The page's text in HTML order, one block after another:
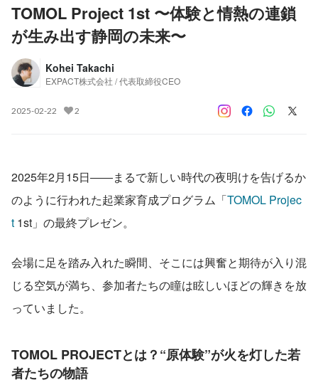
TOMOL Project 1st 〜体験と情熱の連鎖
が生み出す静岡の未来〜
Kohei Takachi
EXPACT株式会社 / 代表取締役CEO
2025-02-22 2
2025年2月15日――まるで新しい時代の夜明けを告げるか
のように行われた起業家育成プログラム「TOMOL Projec
t 1st」の最終プレゼン。
会場に足を踏み入れた瞬間、そこには興奮と期待が入り混
じる空気が満ち、参加者たちの瞳は眩しいほどの輝きを放
っていました。
TOMOL PROJECTとは？“原体験”が火を灯した若
者たちの物語